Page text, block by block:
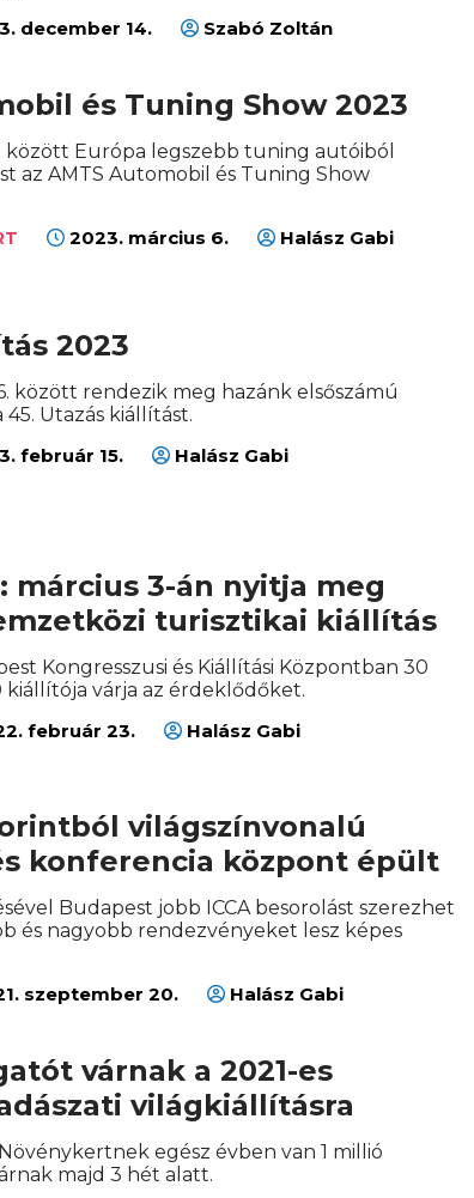
december 14. Szabó Zoltán
és Tuning Show 2023
között Európa legszebb tuning autóiból
az AMTS Automobil és Tuning Show
2023. március 6. Halász Gabi
2023
között rendezik meg hazánk elsőszámú
Utazás kiállítást.
február 15. Halász Gabi
március 3-án nyitja meg
turisztikai kiállítás
Kongresszusi és Kiállítási Központban 30
kiállítója várja az érdeklődőket.
február 23. Halász Gabi
világszínvonalú
konferencia központ épült
Budapest jobb ICCA besorolást szerezhet
és nagyobb rendezvényeket lesz képes
szeptember 20. Halász Gabi
várnak a 2021-es
világkiállításra
egész évben van 1 millió
majd 3 hét alatt.